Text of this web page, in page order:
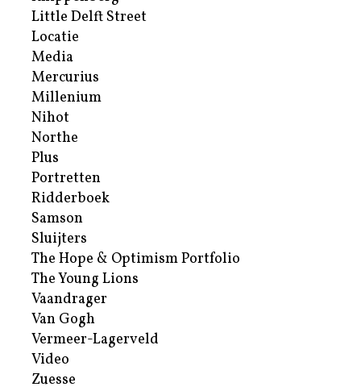
Little Delft Street
Locatie
Media
Mercurius
Millenium
Nihot
Northe
Plus
Portretten
Ridderboek
Samson
Sluijters
The Hope & Optimism Portfolio
The Young Lions
Vaandrager
Van Gogh
Vermeer-Lagerveld
Video
Zuesse